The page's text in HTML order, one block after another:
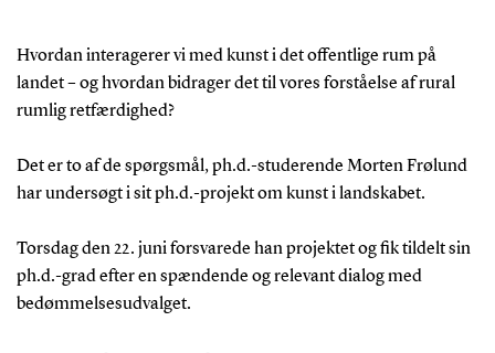
Hvordan interagerer vi med kunst i det offentlige rum på
landet – og hvordan bidrager det til vores forståelse af rural
rumlig retfærdighed?
Det er to af de spørgsmål, ph.d.-studerende Morten Frølund
har undersøgt i sit ph.d.-projekt om kunst i landskabet.
Torsdag den 22. juni forsvarede han projektet og fik tildelt sin
ph.d.-grad efter en spændende og relevant dialog med
bedømmelsesudvalget.